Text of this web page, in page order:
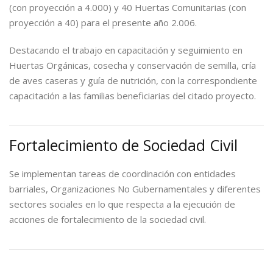
(con proyección a 4.000) y 40 Huertas Comunitarias (con
proyección a 40) para el presente año 2.006.
Destacando el trabajo en capacitación y seguimiento en
Huertas Orgánicas, cosecha y conservación de semilla, cría
de aves caseras y guía de nutrición, con la correspondiente
capacitación a las familias beneficiarias del citado proyecto.
Fortalecimiento de Sociedad Civil
Se implementan tareas de coordinación con entidades
barriales, Organizaciones No Gubernamentales y diferentes
sectores sociales en lo que respecta a la ejecución de
acciones de fortalecimiento de la sociedad civil.